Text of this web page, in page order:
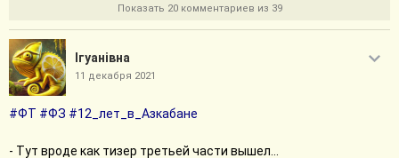
Показать 20 комментариев из 39
Iгуанiвна
11 декабря 2021
#ФТ #ФЗ #12_лет_в_Азкабане
- Тут вроде как тизер третьей части вышел...